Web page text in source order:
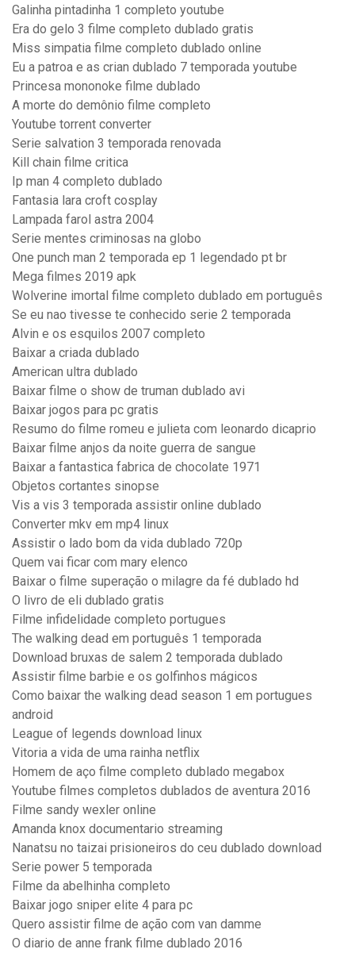
Galinha pintadinha 1 completo youtube
Era do gelo 3 filme completo dublado gratis
Miss simpatia filme completo dublado online
Eu a patroa e as crian dublado 7 temporada youtube
Princesa mononoke filme dublado
A morte do demônio filme completo
Youtube torrent converter
Serie salvation 3 temporada renovada
Kill chain filme critica
Ip man 4 completo dublado
Fantasia lara croft cosplay
Lampada farol astra 2004
Serie mentes criminosas na globo
One punch man 2 temporada ep 1 legendado pt br
Mega filmes 2019 apk
Wolverine imortal filme completo dublado em português
Se eu nao tivesse te conhecido serie 2 temporada
Alvin e os esquilos 2007 completo
Baixar a criada dublado
American ultra dublado
Baixar filme o show de truman dublado avi
Baixar jogos para pc gratis
Resumo do filme romeu e julieta com leonardo dicaprio
Baixar filme anjos da noite guerra de sangue
Baixar a fantastica fabrica de chocolate 1971
Objetos cortantes sinopse
Vis a vis 3 temporada assistir online dublado
Converter mkv em mp4 linux
Assistir o lado bom da vida dublado 720p
Quem vai ficar com mary elenco
Baixar o filme superação o milagre da fé dublado hd
O livro de eli dublado gratis
Filme infidelidade completo portugues
The walking dead em português 1 temporada
Download bruxas de salem 2 temporada dublado
Assistir filme barbie e os golfinhos mágicos
Como baixar the walking dead season 1 em portugues
android
League of legends download linux
Vitoria a vida de uma rainha netflix
Homem de aço filme completo dublado megabox
Youtube filmes completos dublados de aventura 2016
Filme sandy wexler online
Amanda knox documentario streaming
Nanatsu no taizai prisioneiros do ceu dublado download
Serie power 5 temporada
Filme da abelhinha completo
Baixar jogo sniper elite 4 para pc
Quero assistir filme de ação com van damme
O diario de anne frank filme dublado 2016